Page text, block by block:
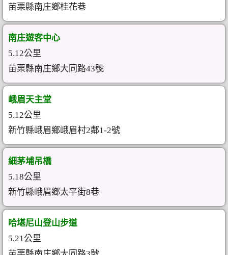
苗栗縣南庄鄉桂花巷
南庄遊客中心
5.12公里
苗栗縣南庄鄉大同路43號
峨眉天主堂
5.12公里
新竹縣峨眉鄉峨眉村2鄰1-2號
細茅埔吊橋
5.18公里
新竹縣峨眉鄉太平街8巷
哈堪尼山登山步道
5.21公里